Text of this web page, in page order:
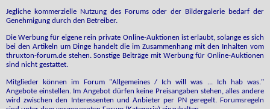
Jegliche kommerzielle Nutzung des Forums oder der Bildergalerie bedarf der
Genehmigung durch den Betreiber.
Die Werbung für eigene rein private Online-Auktionen ist erlaubt, solange es sich
bei den Artikeln um Dinge handelt die im Zusammenhang mit den Inhalten vom
thruxton-forum.de stehen. Sonstige Beiträge mit Werbung für Online-Auktionen
sind nicht gestattet.
Mitglieder können im Forum "Allgemeines / Ich will was ... Ich hab was."
Angebote einstellen. Im Angebot dürfen keine Preisangaben stehen, alles andere
wird zwischen den Interessenten und Anbieter per PN geregelt. Forumsregeln